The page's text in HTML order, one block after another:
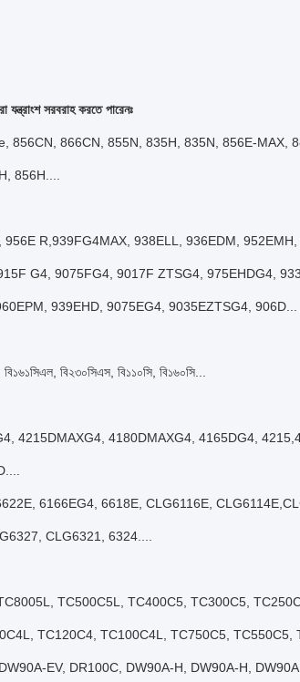
সরবরাহ করতে পারেনঃ
856CN, 866CN, 855N, 835H, 835N, 856E-MAX,
856H....
956E R,939FG4MAX, 938ELL, 936EDM,
G4, 9075FG4, 9017F ZTSG4, 975EHDG4,
939EHD, 9075EG4, 9035EZTSG4, 906D...
বি২৩০সিএস, বি১১০সি, বি১৬০সি...
4215DMAXG4, 4180DMAXG4, 4165DG4,
6166EG4, 6618E, CLG6116E,
CLG6321, 6324....
TC8005L, TC500C5L, TC400C5, TC300C5,
TC120C4, TC100C4L, TC750C5, TC550C5,
DW90A-EV, DR100C, DW90A-H, DW90A-H,